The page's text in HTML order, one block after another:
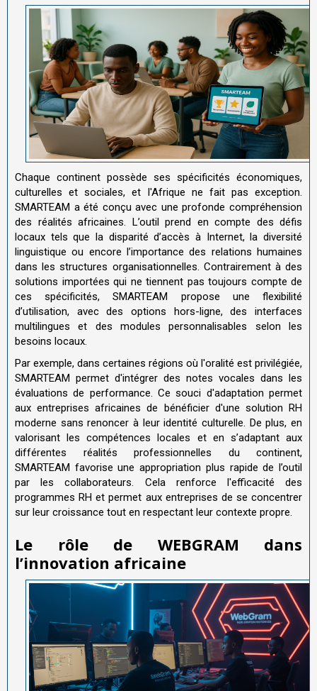
Chaque continent possède ses spécificités économiques,
culturelles et sociales, et l'Afrique ne fait pas exception.
SMARTEAM a été conçu avec une profonde compréhension
des réalités africaines. L’outil prend en compte des défis
locaux tels que la disparité d’accès à Internet, la diversité
linguistique ou encore l’importance des relations humaines
dans les structures organisationnelles. Contrairement à des
solutions importées qui ne tiennent pas toujours compte de
ces spécificités, SMARTEAM propose une flexibilité
d’utilisation, avec des options hors-ligne, des interfaces
multilingues et des modules personnalisables selon les
besoins locaux.
Par exemple, dans certaines régions où l'oralité est privilégiée,
SMARTEAM permet d'intégrer des notes vocales dans les
évaluations de performance. Ce souci d'adaptation permet
aux entreprises africaines de bénéficier d'une solution RH
moderne sans renoncer à leur identité culturelle. De plus, en
valorisant les compétences locales et en s’adaptant aux
différentes réalités professionnelles du continent,
SMARTEAM favorise une appropriation plus rapide de l’outil
par les collaborateurs. Cela renforce l'efficacité des
programmes RH et permet aux entreprises de se concentrer
sur leur croissance tout en respectant leur contexte propre.
Le rôle de WEBGRAM dans
l’innovation africaine